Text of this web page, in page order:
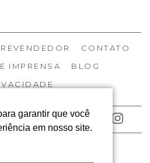
garantir que você
em nosso site.
CONTATO
IMPRENSA
BLOG
REDES